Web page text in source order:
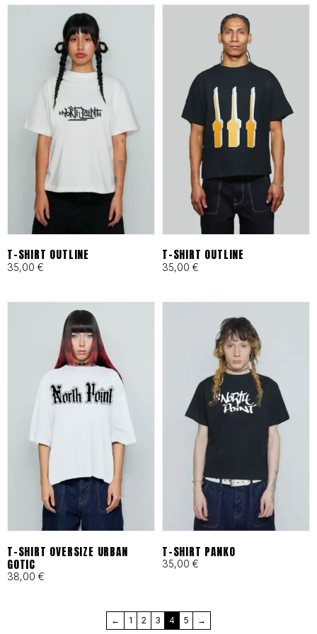
Barcelona.
ESPECIFICACIONES DE
IDENTIDAD
Tejidos Heavyweight:
Materiales técnicos y
naturales seleccionados por
su resistencia al desgaste
Producción Local:
Diseñado
en Barcelona bajo principios
de moda ética y
responsable desde 1993.
Cortes Funcionales:
Ergonomía pensada para
skaters, artistas y mentes
activas que exigen libertad
total.
MÁS QUE UNA MARCA, UN
T-SHIRT OUTLINE
35,00 €
T-SHIRT OUTLINE
35,00 €
T-SHIRT OVERSIZE URBAN
GOTIC
38,00 €
T-SHIRT PANKO
35,00 €
← 1 2 3 4 5 →